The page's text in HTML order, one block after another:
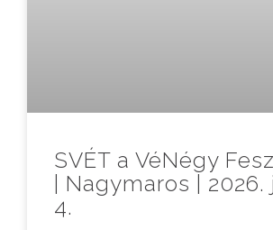
SVÉT a VéNégy
| Nagymaros |
4.